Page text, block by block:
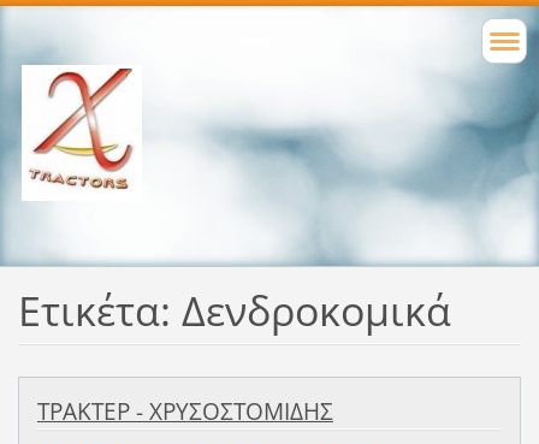
Ετικέτα: Δενδροκομικά
ΤΡΑΚΤΕΡ - ΧΡΥΣΟΣΤΟΜΙΔΗΣ